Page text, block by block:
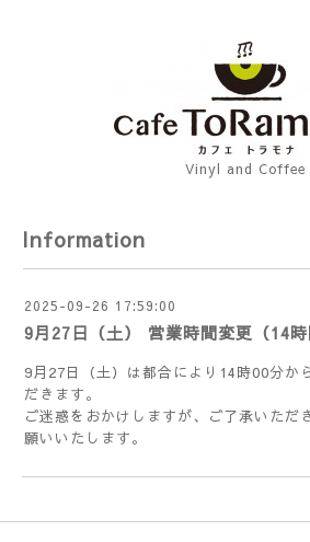
Vinyl and Coffee
Information
2025-09-26 17:59:00
9月27日（土） 営業時間変更（14
9月27日（土）は都合により14時00分か
だきます。
ご迷惑をおかけしますが、ご了承いただ
願いいたします。